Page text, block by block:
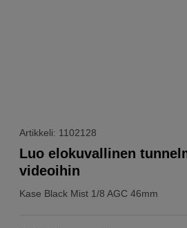
Artikkeli: 1102128
Kase Black Mist 1/8 AGC 46mm
Luo elokuvallinen
videoihin